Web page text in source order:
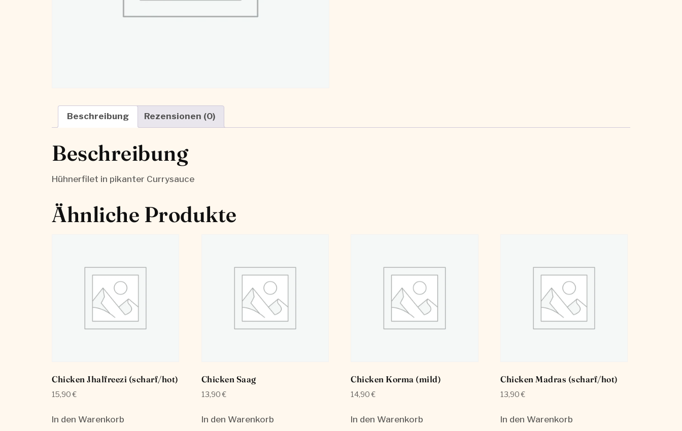
Beschreibung Rezensionen (0)
Beschreibung
Hühnerfilet in pikanter Currysauce
Ähnliche Produkte
Chicken Jhalfreezi (scharf/hot)
15,90€
In den Warenkorb
Chicken Saag
13,90€
In den Warenkorb
Chicken Korma (mild)
14,90€
In den Warenkorb
Chicken Madras (scharf/hot)
13,90€
In den Warenkorb